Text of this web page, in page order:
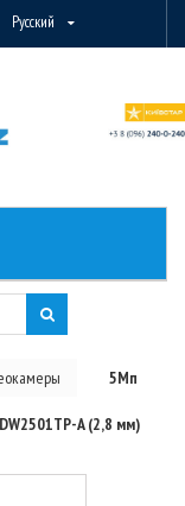
Русский
5Мп
A (2,8 мм)